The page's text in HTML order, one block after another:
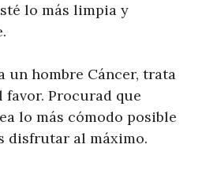
lo más limpia y
un hombre Cáncer, trata
favor. Procurad que
lo más cómodo posible
disfrutar al máximo.